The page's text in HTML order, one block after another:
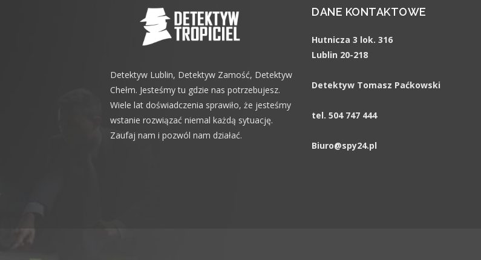
Detektyw Lublin, Detektyw Zamość, Detektyw
Chełm. Jesteśmy tu gdzie nas potrzebujesz.
Wiele lat doświadczenia sprawiło, że jesteśmy
wstanie rozwiązać niemal każdą sytuację.
Zaufaj nam i pozwól nam działać.
DANE KONTAKTOWE
Hutnicza 3 lok. 316
Lublin 20-218
Detektyw Tomasz Paćkowski
tel. 504 747 444
Biuro@spy24.pl